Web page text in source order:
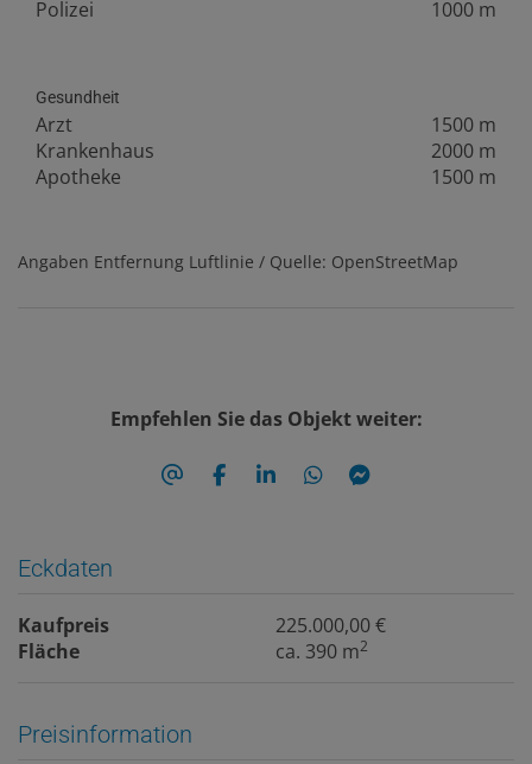
Polizei 1000 m
Gesundheit
Arzt
1500 m
Krankenhaus
2000 m
Apotheke
1500 m
Angaben Entfernung Luftlinie / Quelle: OpenStreetMap
Empfehlen Sie das Objekt weiter:
Eckdaten
Kaufpreis
225.000,00 €
Fläche
ca. 390 m2
Preisinformation